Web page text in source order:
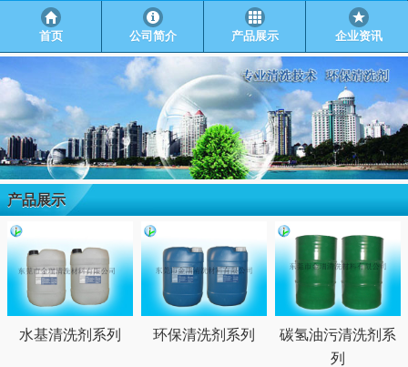
首页 公司简介 产品展示 企业资讯
产品展示
水基清洗剂系列 环保清洗剂系列
碳氢油污清洗剂系
列